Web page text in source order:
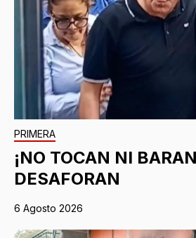
PRIMERA
¡NO TOCAN NI
DESAFORAN
6 Agosto 2026